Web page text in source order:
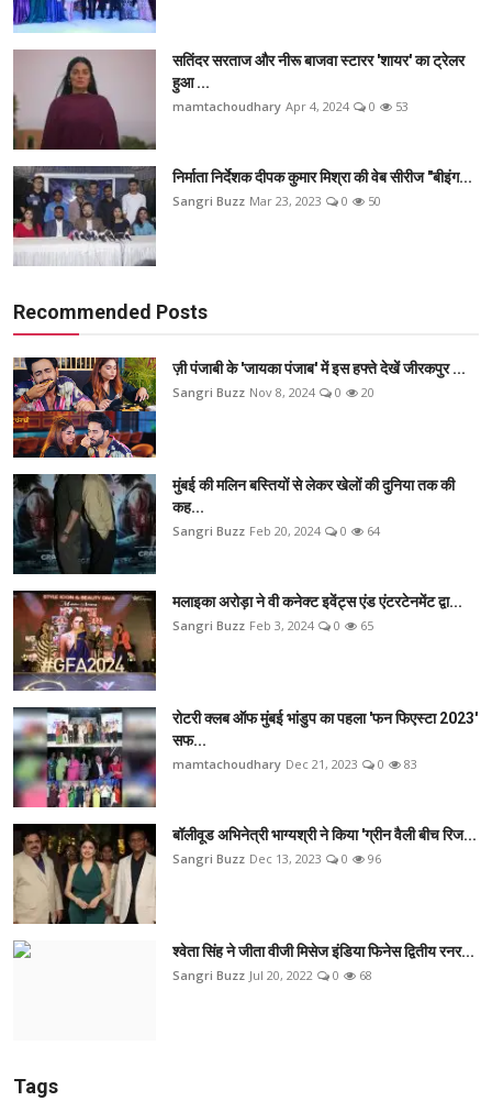
सतिंदर सरताज और नीरू बाजवा स्टारर 'शायर' का ट्रेलर
हुआ ...
mamtachoudhary Apr 4, 2024 0 53
निर्माता निर्देशक दीपक कुमार मिश्रा की वेब सीरीज "बीइंग...
Sangri Buzz Mar 23, 2023 0 50
Recommended Posts
ज़ी पंजाबी के 'जायका पंजाब' में इस हफ्ते देखें जीरकपुर ...
Sangri Buzz Nov 8, 2024 0 20
मुंबई की मलिन बस्तियों से लेकर खेलों की दुनिया तक की
कह...
Sangri Buzz Feb 20, 2024 0 64
मलाइका अरोड़ा ने वी कनेक्ट इवेंट्स एंड एंटरटेनमेंट द्वा...
Sangri Buzz Feb 3, 2024 0 65
रोटरी क्लब ऑफ मुंबई भांडुप का पहला 'फन फिएस्टा 2023'
सफ...
mamtachoudhary Dec 21, 2023 0 83
बॉलीवूड अभिनेत्री भाग्यश्री ने किया 'ग्रीन वैली बीच रिज...
Sangri Buzz Dec 13, 2023 0 96
श्वेता सिंह ने जीता वीजी मिसेज इंडिया फिनेस द्वितीय रनर...
Sangri Buzz Jul 20, 2022 0 68
Tags